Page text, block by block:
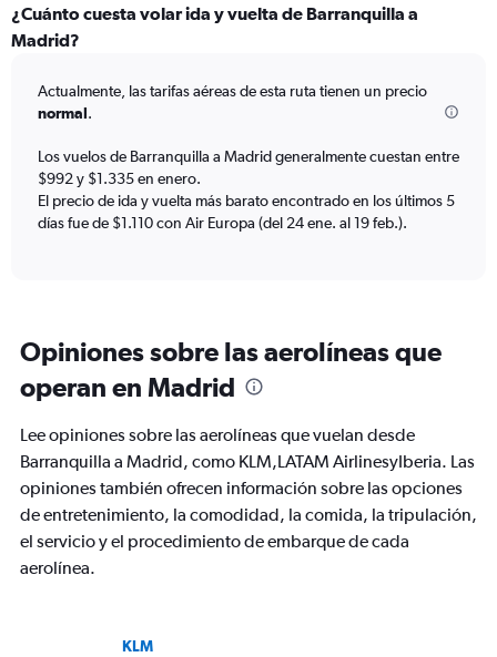
categories.
Range:
The
chart
1
Y
axis
displaying
¿Cuánto cuesta volar ida y vuelta de Barranquilla a
Madrid?
Actualmente, las tarifas aéreas de esta ruta tienen un precio
normal.
Los vuelos de Barranquilla a Madrid generalmente cuestan entre
$992 y $1.335 en enero.
El precio de ida y vuelta más barato encontrado en los últimos 5
días fue de $1.110 con Air Europa (del 24 ene. al 19 feb.).
Opiniones sobre las aerolíneas que
operan en Madrid
Lee opiniones sobre las aerolíneas que vuelan desde
Barranquilla a Madrid, como KLM,LATAM AirlinesyIberia. Las
opiniones también ofrecen información sobre las opciones
de entretenimiento, la comodidad, la comida, la tripulación,
el servicio y el procedimiento de embarque de cada
aerolínea.
KLM